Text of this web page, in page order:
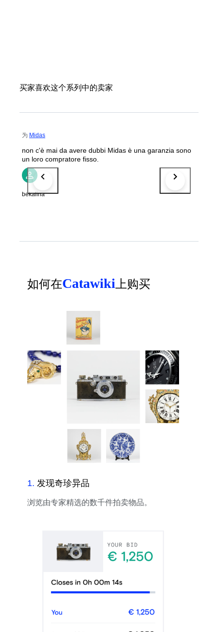
买家喜欢这个系列中的卖家
为 Midas
non c'è mai da avere dubbi Midas è una garanzia sono
un loro compratore fisso.
bekalina
如何在Catawiki 上购买
1. 发现奇珍异品
浏览由专家精选的数千件拍卖物品。